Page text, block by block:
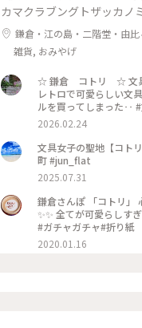
カマクラブングトザッカノ
鎌倉・江の島・二階堂・由
雑貨, おみやげ
☆ 鎌倉 コトリ ☆ 文具と雑貨の店 コトリへ。 友人が予めチェックしていたおくすり手帳！ 真似っこして私も♡
レトロで可愛らしい文具がいっぱ
2026.02.24
文具女子の聖地【コト
町 #jun_flat
2025.07.31
鎌倉さんぽ 「コトリ
✨✨ 全てが可愛らしすぎ
#ガチャガチャ#折り紙
2020.01.16